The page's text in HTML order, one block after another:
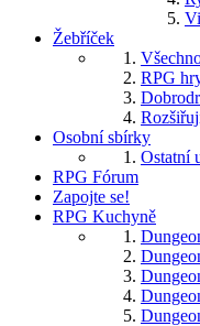
Žebříček
RPG
Osobní sbírky
Ostatní
RPG Fórum
Zapojte se!
RPG Kuchyně